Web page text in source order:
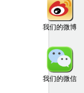
我们的微博
我们的微信